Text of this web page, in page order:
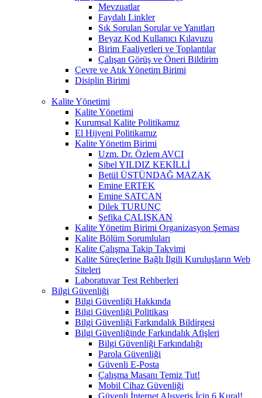
Mevzuatlar
Faydalı Linkler
Sık Sorulan Sorular ve Yanıtları
Beyaz Kod Kullanıcı Kılavuzu
Birim Faaliyetleri ve Toplantılar
Çalışan Görüş ve Öneri Bildirim
Çevre ve Atık Yönetim Birimi
Disiplin Birimi
Kalite Yönetimi
Kalite Yönetimi
Kurumsal Kalite Politikamız
El Hijyeni Politikamız
Kalite Yönetim Birimi
Uzm. Dr. Özlem AVCI
Sibel YILDIZ KEKİLLİ
Betül ÜSTÜNDAĞ MAZAK
Emine ERTEK
Emine SATCAN
Dilek TURUNÇ
Şefika ÇALIŞKAN
Kalite Yönetim Birimi Organizasyon Şeması
Kalite Bölüm Sorumluları
Kalite Çalışma Takip Takvimi
Kalite Süreçlerine Bağlı İlgili Kuruluşların Web
Siteleri
Laboratuvar Test Rehberleri
Bilgi Güvenliği
Bilgi Güvenliği Hakkında
Bilgi Güvenliği Politikası
Bilgi Güvenliği Farkındalık Bildirgesi
Bilgi Güvenliğinde Farkındalık Afişleri
Bilgi Güvenliği Farkındalığı
Parola Güvenliği
Güvenli E-Posta
Çalışma Masanı Temiz Tut!
Mobil Cihaz Güvenliği
Güvenli İnternet Alışveriş İçin 6 Kural!